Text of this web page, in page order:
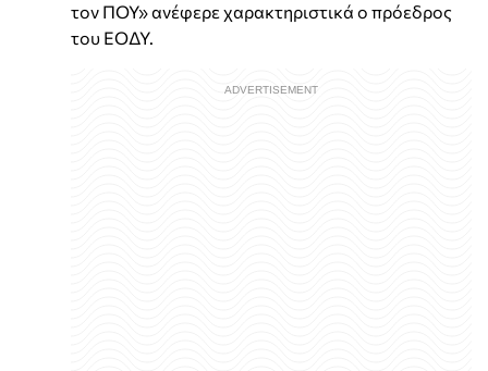
τον ΠΟΥ» ανέφερε χαρακτηριστικά ο πρόεδρος
του ΕΟΔΥ.